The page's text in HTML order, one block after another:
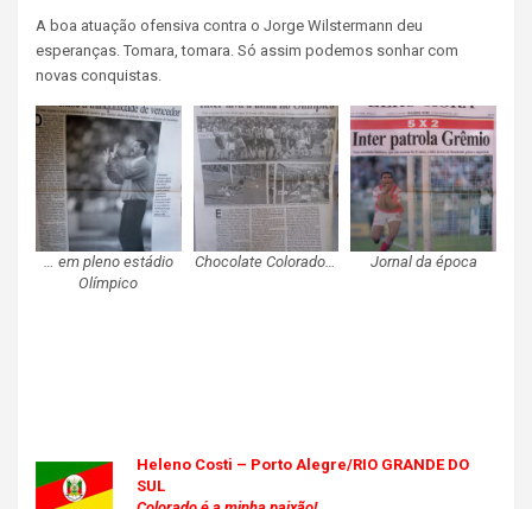
A boa atuação ofensiva contra o Jorge Wilstermann deu
esperanças. Tomara, tomara. Só assim podemos sonhar com
novas conquistas.
… em pleno estádio
Olímpico
Chocolate Colorado… Jornal da época
Heleno Costi – Porto Alegre/RIO GRANDE DO
SUL